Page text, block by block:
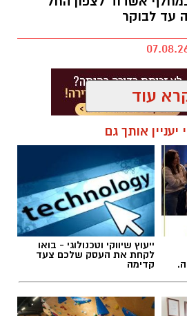
כביש 4
עוד
יעניין אותך גם
ייעוץ שיווקי וטכנולוגי - בואו
לקחת את העסק שלכם צעד
קדימה